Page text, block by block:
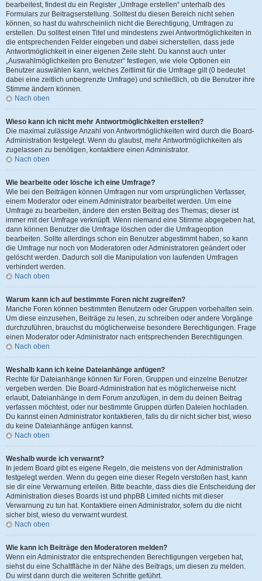
bearbeitest, findest du ein Register „Umfrage erstellen“ unterhalb des
Formulars zur Beitragserstellung. Solltest du diesen Bereich nicht sehen
können, so hast du wahrscheinlich nicht die Berechtigung, Umfragen zu
erstellen. Du solltest einen Titel und mindestens zwei Antwortmöglichkeiten in
die entsprechenden Felder eingeben und dabei sicherstellen, dass jede
Antwortmöglichkeit in einer eigenen Zeile steht. Du kannst auch unter
„Auswahlmöglichkeiten pro Benutzer“ festlegen, wie viele Optionen ein
Benutzer auswählen kann, welches Zeitlimit für die Umfrage gilt (0 bedeutet
dabei eine zeitlich unbegrenzte Umfrage) und schließlich, ob die Benutzer ihre
Stimme ändern können.
Nach oben
Wieso kann ich nicht mehr Antwortmöglichkeiten erstellen?
Die maximal zulässige Anzahl von Antwortmöglichkeiten wird durch die Board-
Administration festgelegt. Wenn du glaubst, mehr Antwortmöglichkeiten als
zugelassen zu benötigen, kontaktiere einen Administrator.
Nach oben
Wie bearbeite oder lösche ich eine Umfrage?
Wie bei den Beiträgen können Umfragen nur vom ursprünglichen Verfasser,
einem Moderator oder einem Administrator bearbeitet werden. Um eine
Umfrage zu bearbeiten, ändere den ersten Beitrag des Themas; dieser ist
immer mit der Umfrage verknüpft. Wenn niemand eine Stimme abgegeben hat,
dann können Benutzer die Umfrage löschen oder die Umfrageoption
bearbeiten. Sollte allerdings schon ein Benutzer abgestimmt haben, so kann
die Umfrage nur noch von Moderatoren oder Administratoren geändert oder
gelöscht werden. Dadurch soll die Manipulation von laufenden Umfragen
verhindert werden.
Nach oben
Warum kann ich auf bestimmte Foren nicht zugreifen?
Manche Foren können bestimmten Benutzern oder Gruppen vorbehalten sein.
Um diese einzusehen, Beiträge zu lesen, zu schreiben oder andere Vorgänge
durchzuführen, brauchst du möglicherweise besondere Berechtigungen. Frage
einen Moderator oder Administrator nach entsprechenden Berechtigungen.
Nach oben
Weshalb kann ich keine Dateianhänge anfügen?
Rechte für Dateianhänge können für Foren, Gruppen und einzelne Benutzer
vergeben werden. Die Board-Administration hat es möglicherweise nicht
erlaubt, Dateianhänge in dem Forum anzufügen, in dem du deinen Beitrag
verfassen möchtest, oder nur bestimmte Gruppen dürfen Dateien hochladen.
Du kannst einen Administrator kontaktieren, falls du dir nicht sicher bist, wieso
du keine Dateianhänge anfügen kannst.
Nach oben
Weshalb wurde ich verwarnt?
In jedem Board gibt es eigene Regeln, die meistens von der Administration
festgelegt werden. Wenn du gegen eine dieser Regeln verstoßen hast, kann
sie dir eine Verwarnung erteilen. Bitte beachte, dass dies die Entscheidung der
Administration dieses Boards ist und phpBB Limited nichts mit dieser
Verwarnung zu tun hat. Kontaktiere einen Administrator, sofern du die nicht
sicher bist, wieso du verwarnt wurdest.
Nach oben
Wie kann ich Beiträge den Moderatoren melden?
Wenn ein Administrator die entsprechenden Berechtigungen vergeben hat,
siehst du eine Schaltfläche in der Nähe des Beitrags, um diesen zu melden.
Du wirst dann durch die weiteren Schritte geführt.